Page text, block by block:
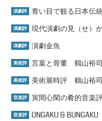
演劇評 青い目で観る日本伝
演劇評 現代演劇の見（せ）
演劇評 演劇金魚
美術評 言葉と骨董 鶴山裕司
美術評 美術展時評 鶴山裕司
音楽評 寅間心閑の肴的音楽
音楽評 ONGAKU & BUNGAKU